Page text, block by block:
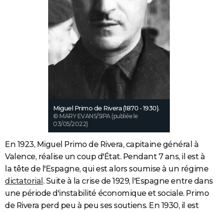
Miguel Primo de Rivera (1870 - 1930).
© MARY EVANS/SIPA (publiée le
03/05/2022)
En 1923, Miguel Primo de Rivera, capitaine général à
Valence, réalise un coup d'État. Pendant 7 ans, il est à
la tête de l'Espagne, quiest alors soumise à un régime
dictatorial . Suite à la crise de 1929, l'Espagne entre dans
une période d'instabilité économique et sociale. Primo
de Rivera perd peu à peu ses soutiens. En 1930, il est